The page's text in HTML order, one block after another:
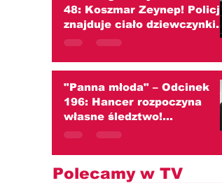
48: Koszmar Zeynep!
znajduje ciało dziewczynki.
Czy to Kader?
"Panna młoda" – Odcinek
196: Hancer rozpoczyna
własne śledztwo!
Podejrzewa, że ktoś
Polecamy w TV